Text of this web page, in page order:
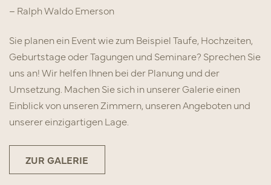
– Ralph Waldo Emerson
Sie planen ein Event wie zum Beispiel Taufe, Hochzeiten,
Geburtstage oder Tagungen und Seminare? Sprechen Sie
uns an! Wir helfen Ihnen bei der Planung und der
Umsetzung. Machen Sie sich in unserer Galerie einen
Einblick von unseren Zimmern, unseren Angeboten und
unserer einzigartigen Lage.
ZUR GALERIE